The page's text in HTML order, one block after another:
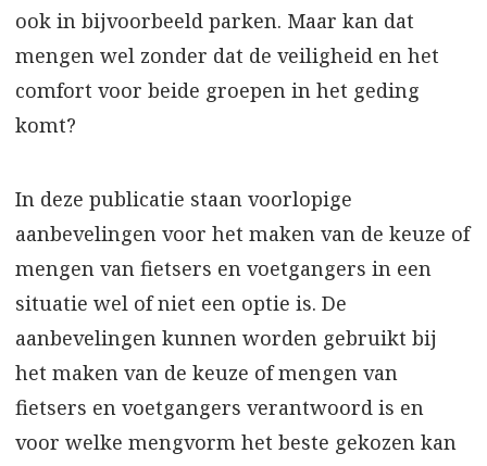
ook in bijvoorbeeld parken. Maar kan dat
mengen wel zonder dat de veiligheid en het
comfort voor beide groepen in het geding
komt?
In deze publicatie staan voorlopige
aanbevelingen voor het maken van de keuze of
mengen van fietsers en voetgangers in een
situatie wel of niet een optie is. De
aanbevelingen kunnen worden gebruikt bij
het maken van de keuze of mengen van
fietsers en voetgangers verantwoord is en
voor welke mengvorm het beste gekozen kan